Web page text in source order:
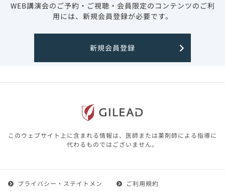
WEB講演会のご予約・ご視聴・会員限定のコンテンツのご利
用には、新規会員登録が必要です。
新規会員登録
このウェブサイト上に含まれる情報は、医師または薬剤師による指導に
代わるものではございません。
プライバシー・ステイトメン
ご利用規約